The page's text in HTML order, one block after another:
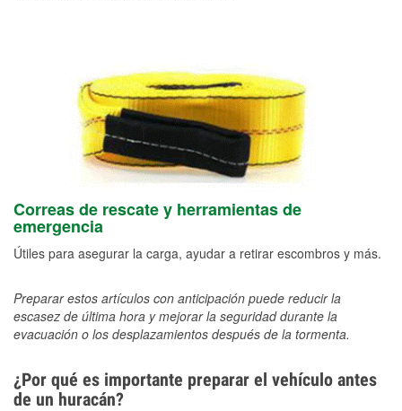
Correas de rescate y herramientas de
emergencia
Útiles para asegurar la carga, ayudar a retirar escombros y más.
Preparar estos artículos con anticipación puede reducir la
escasez de última hora y mejorar la seguridad durante la
evacuación o los desplazamientos después de la tormenta.
¿Por qué es importante preparar el vehículo antes
de un huracán?